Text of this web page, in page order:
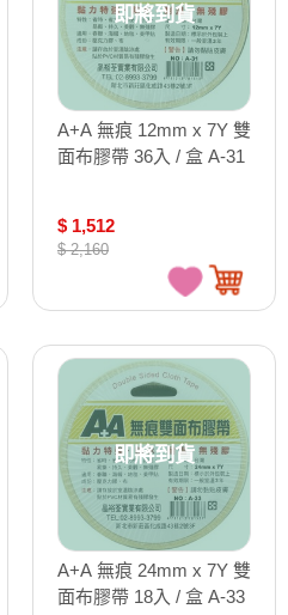
即將到貨
A+A 無痕 12mm x 7Y 雙
面布膠帶 36入 / 盒 A-31
$ 1,512
$ 2,160
即將到貨
A+A 無痕 24mm x 7Y 雙
面布膠帶 18入 / 盒 A-33